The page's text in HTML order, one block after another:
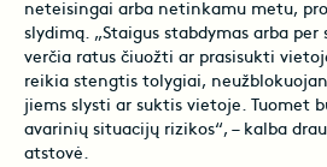
neteisingai arba netinkamu metu,
slydimą. „Staigus stabdymas arba
verčia ratus čiuožti ar prasisukti
reikia stengtis tolygiai,
jiems slysti ar suktis vietoje. Tuomet
avarinių situacijų rizikos“, – kalba
atstovė.